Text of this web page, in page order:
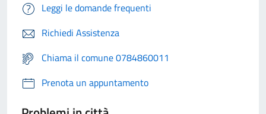
Leggi le domande frequenti
Richiedi Assistenza
Chiama il comune 0784860011
Prenota un appuntamento